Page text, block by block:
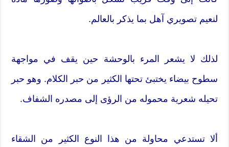
لنعيم تصويري آهل بما يذكر بالعالم.
لذلك لا يشعر المرء بالوحشة حين يقف في مواجهة
سطوح بيضاء يختبئ تحتها الكثير من حبر الكلام. وهو حبر
تحيله شعرية محموله من الرؤى إلى مصدره الشفاف.
ألا تستدعي محاولة من هذا النوع الكثير من الشقاء